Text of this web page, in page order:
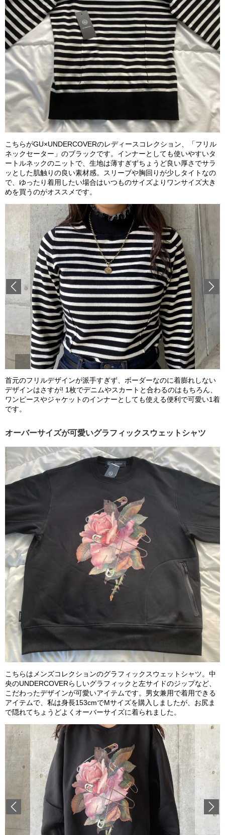
こちらがGU×UNDERCOVERのレディースコレクション、「フリル
ネックセーター」のブラックです。インナーとしても使いやすいタ
ートルネックのニットで、生地は薄すぎずちょうど良い厚さでサラ
ッとした肌触りの良い素材感。スリーブや胸回りが少しタイトなの
で、ゆったり着用したい場合はいつものサイズよりワンサイズ大き
めを買うのがオススメです。
Previous
首元のフリルデザインが派手すぎず、ボーダーなのに着膨れしない
デザインはさすが! 1枚でデニムやスカートと合わるのはもちろん、
ワンピースやジャケットのインナーとしても使える便利で可愛い1着
です。
オーバーサイズが可愛いグラフィックスウェットシャツ
こちらはメンズコレクションのグラフィックスウェットシャツ。中
央のUNDERCOVERらしいグラフィックと左サイドのジップなど、
こだわったデザインが可愛いアイテムです。男女兼用で着用できる
アイテムで、私は身長153cmでMサイズを購入しましたが、お尻ま
で隠れてちょうどよくオーバーサイズに着られました。
Previous